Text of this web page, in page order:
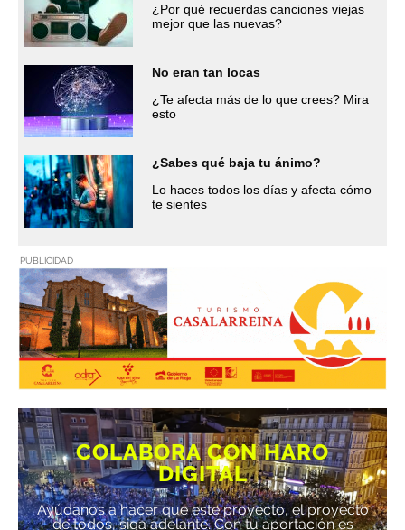
¿Por qué recuerdas canciones viejas
mejor que las nuevas?
No eran tan locas
¿Te afecta más de lo que crees? Mira
esto
¿Sabes qué baja tu ánimo?
Lo haces todos los días y afecta cómo
te sientes
PUBLICIDAD
COLABORA CON HARO
DIGITAL
Ayúdanos a hacer que este proyecto, el proyecto
de todos, siga adelante. Con tu aportación es